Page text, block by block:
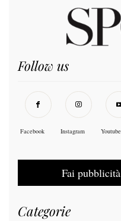
Follow us
Facebook Instagram Youtube
Fai
Categorie